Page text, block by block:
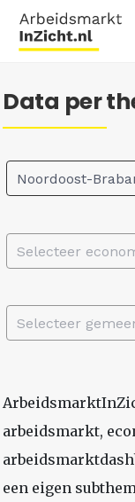
Data per
Noordoost-
Selecteer
Selecteer
arbeidsmarkt,
een eigen